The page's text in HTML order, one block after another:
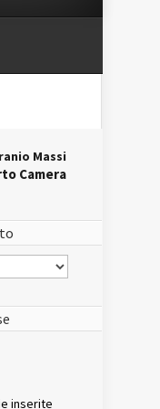
Massi
Camera
inserite